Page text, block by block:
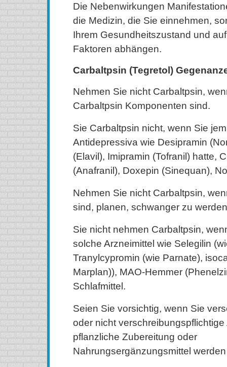
Die Nebenwirkungen
die Medizin, die Sie einnehmen,
Ihrem Gesundheitszustand und
Faktoren abhängen.
Carbaltpsin (Tegretol)
Nehmen Sie nicht Carbaltpsin,
Carbaltpsin Komponenten sind.
Sie Carbaltpsin nicht, wenn Sie
Antidepressiva wie Desipramin
(Elavil), Imipramin (Tofranil) hatte,
(Anafranil), Doxepin (Sinequan),
Nehmen Sie nicht Carbaltpsin,
sind, planen, schwanger zu
Sie nicht nehmen Carbaltpsin,
solche Arzneimittel wie Selegilin
Tranylcypromin (wie Parnate),
Marplan)), MAO-Hemmer
Schlafmittel.
Seien Sie vorsichtig, wenn Sie
oder nicht verschreibungspflichtige
pflanzliche Zubereitung oder
Nahrungsergänzungsmittel werden